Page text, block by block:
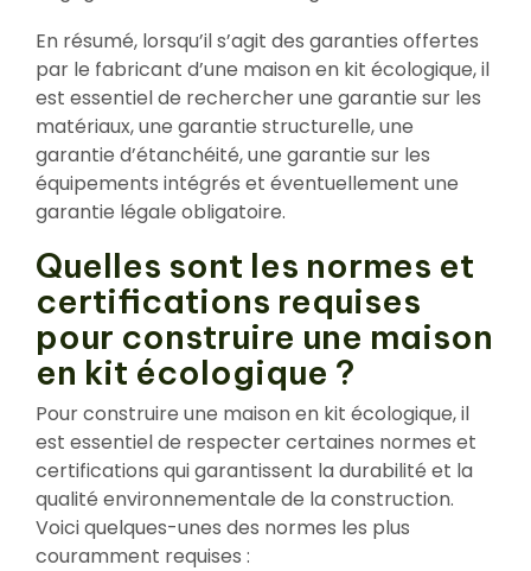
En résumé, lorsqu’il s’agit des garanties offertes
par le fabricant d’une maison en kit écologique, il
est essentiel de rechercher une garantie sur les
matériaux, une garantie structurelle, une
garantie d’étanchéité, une garantie sur les
équipements intégrés et éventuellement une
garantie légale obligatoire.
Quelles sont les normes et
certifications requises
pour construire une maison
en kit écologique ?
Pour construire une maison en kit écologique, il
est essentiel de respecter certaines normes et
certifications qui garantissent la durabilité et la
qualité environnementale de la construction.
Voici quelques-unes des normes les plus
couramment requises :